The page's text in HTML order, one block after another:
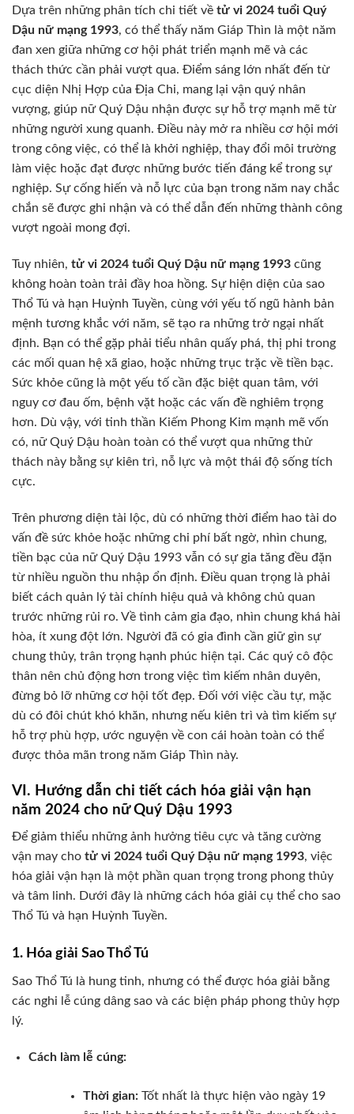
Dựa trên những phân tích chi tiết về tử vi 2024 tuổi Quý
Dậu nữ mạng 1993, có thể thấy năm Giáp Thìn là một năm
đan xen giữa những cơ hội phát triển mạnh mẽ và các
thách thức cần phải vượt qua. Điểm sáng lớn nhất đến từ
cục diện Nhị Hợp của Địa Chi, mang lại vận quý nhân
vượng, giúp nữ Quý Dậu nhận được sự hỗ trợ mạnh mẽ từ
những người xung quanh. Điều này mở ra nhiều cơ hội mới
trong công việc, có thể là khởi nghiệp, thay đổi môi trường
làm việc hoặc đạt được những bước tiến đáng kể trong sự
nghiệp. Sự cống hiến và nỗ lực của bạn trong năm nay chắc
chắn sẽ được ghi nhận và có thể dẫn đến những thành công
vượt ngoài mong đợi.
Tuy nhiên, tử vi 2024 tuổi Quý Dậu nữ mạng 1993 cũng
không hoàn toàn trải đầy hoa hồng. Sự hiện diện của sao
Thổ Tú và hạn Huỳnh Tuyền, cùng với yếu tố ngũ hành bản
mệnh tương khắc với năm, sẽ tạo ra những trở ngại nhất
định. Bạn có thể gặp phải tiểu nhân quấy phá, thị phi trong
các mối quan hệ xã giao, hoặc những trục trặc về tiền bạc.
Sức khỏe cũng là một yếu tố cần đặc biệt quan tâm, với
nguy cơ đau ốm, bệnh vặt hoặc các vấn đề nghiêm trọng
hơn. Dù vậy, với tinh thần Kiếm Phong Kim mạnh mẽ vốn
có, nữ Quý Dậu hoàn toàn có thể vượt qua những thử
thách này bằng sự kiên trì, nỗ lực và một thái độ sống tích
cực.
Trên phương diện tài lộc, dù có những thời điểm hao tài do
vấn đề sức khỏe hoặc những chi phí bất ngờ, nhìn chung,
tiền bạc của nữ Quý Dậu 1993 vẫn có sự gia tăng đều đặn
từ nhiều nguồn thu nhập ổn định. Điều quan trọng là phải
biết cách quản lý tài chính hiệu quả và không chủ quan
trước những rủi ro. Về tình cảm gia đạo, nhìn chung khá hài
hòa, ít xung đột lớn. Người đã có gia đình cần giữ gìn sự
chung thủy, trân trọng hạnh phúc hiện tại. Các quý cô độc
thân nên chủ động hơn trong việc tìm kiếm nhân duyên,
đừng bỏ lỡ những cơ hội tốt đẹp. Đối với việc cầu tự, mặc
dù có đôi chút khó khăn, nhưng nếu kiên trì và tìm kiếm sự
hỗ trợ phù hợp, ước nguyện về con cái hoàn toàn có thể
được thỏa mãn trong năm Giáp Thìn này.
VI. Hướng dẫn chi tiết cách hóa giải vận hạn
năm 2024 cho nữ Quý Dậu 1993
Để giảm thiểu những ảnh hưởng tiêu cực và tăng cường
vận may cho tử vi 2024 tuổi Quý Dậu nữ mạng 1993, việc
hóa giải vận hạn là một phần quan trọng trong phong thủy
và tâm linh. Dưới đây là những cách hóa giải cụ thể cho sao
Thổ Tú và hạn Huỳnh Tuyền.
1. Hóa giải Sao Thổ Tú
Sao Thổ Tú là hung tinh, nhưng có thể được hóa giải bằng
các nghi lễ cúng dâng sao và các biện pháp phong thủy hợp
lý.
Cách làm lễ cúng:
Thời gian:Tốt nhất là thực hiện vào ngày 19